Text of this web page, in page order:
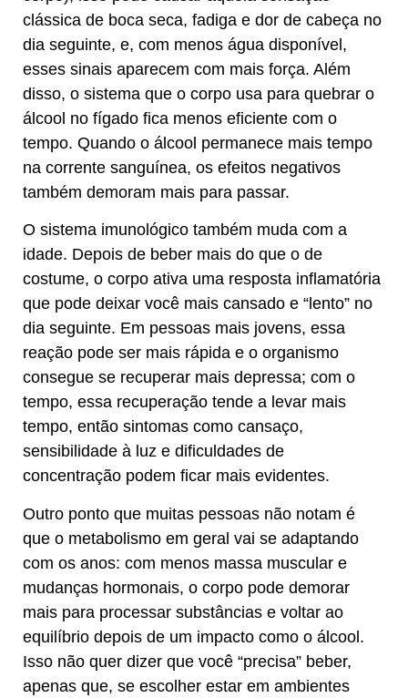
clássica de boca seca, fadiga e dor de cabeça no
dia seguinte, e, com menos água disponível,
esses sinais aparecem com mais força. Além
disso, o sistema que o corpo usa para quebrar o
álcool no fígado fica menos eficiente com o
tempo. Quando o álcool permanece mais tempo
na corrente sanguínea, os efeitos negativos
também demoram mais para passar.
O sistema imunológico também muda com a
idade. Depois de beber mais do que o de
costume, o corpo ativa uma resposta inflamatória
que pode deixar você mais cansado e “lento” no
dia seguinte. Em pessoas mais jovens, essa
reação pode ser mais rápida e o organismo
consegue se recuperar mais depressa; com o
tempo, essa recuperação tende a levar mais
tempo, então sintomas como cansaço,
sensibilidade à luz e dificuldades de
concentração podem ficar mais evidentes.
Outro ponto que muitas pessoas não notam é
que o metabolismo em geral vai se adaptando
com os anos: com menos massa muscular e
mudanças hormonais, o corpo pode demorar
mais para processar substâncias e voltar ao
equilíbrio depois de um impacto como o álcool.
Isso não quer dizer que você “precisa” beber,
apenas que, se escolher estar em ambientes